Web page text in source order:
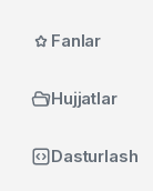
Fanlar
Hujjatlar
Dasturlash